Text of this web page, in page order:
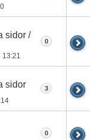
sidor /
13:21
0
sidor 3
0